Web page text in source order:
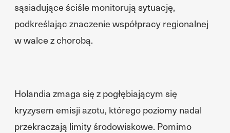
sąsiadujące ściśle monitorują sytuację,
podkreślając znaczenie współpracy regionalnej
w walce z chorobą.
Holandia zmaga się z pogłębiającym się
kryzysem emisji azotu, którego poziomy nadal
przekraczają limity środowiskowe. Pomimo